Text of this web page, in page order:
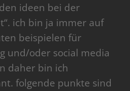
ideen bei der
ich bin ja immer auf
beispielen für
und/oder social media
daher bin ich
folgende punkte sind